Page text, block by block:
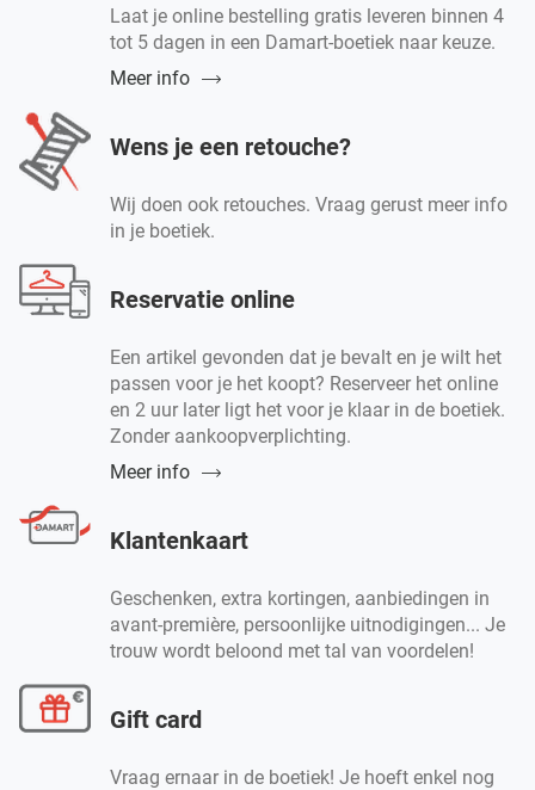
Laat je online bestelling gratis leveren binnen 4
tot 5 dagen in een Damart-boetiek naar keuze.
Meer info
Wens je een retouche?
Wij doen ook retouches. Vraag gerust meer info
in je boetiek.
Reservatie online
Een artikel gevonden dat je bevalt en je wilt het
passen voor je het koopt? Reserveer het online
en 2 uur later ligt het voor je klaar in de boetiek.
Zonder aankoopverplichting.
Meer info
Klantenkaart
Geschenken, extra kortingen, aanbiedingen in
avant-première, persoonlijke uitnodigingen... Je
trouw wordt beloond met tal van voordelen!
Gift card
Vraag ernaar in de boetiek! Je hoeft enkel nog